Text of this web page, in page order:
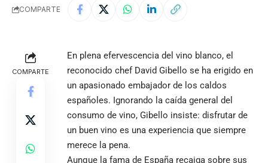
COMPARTE
COMPARTE
En plena efervescencia del vino blanco, el
reconocido chef David Gibello se ha erigido en
un apasionado embajador de los caldos
españoles. Ignorando la caída general del
consumo de vino, Gibello insiste: disfrutar de
un buen vino es una experiencia que siempre
merece la pena.
Aunque la fama de España recaiga sobre sus